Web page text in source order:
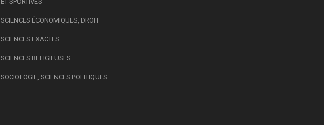
SCIENCES ÉCONOMIQUES, DROIT
SCIENCES EXACTES
SCIENCES RELIGIEUSES
SOCIOLOGIE, SCIENCES POLITIQUES